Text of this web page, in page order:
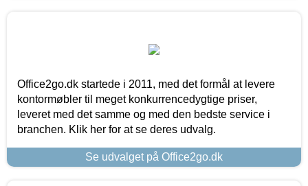
Office2go.dk startede i 2011, med det formål at levere
kontormøbler til meget konkurrencedygtige priser,
leveret med det samme og med den bedste service i
branchen. Klik her for at se deres udvalg.
Se udvalget på Office2go.dk